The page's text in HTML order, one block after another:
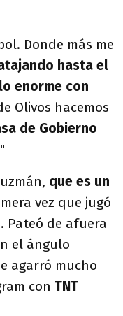
Donde más me
hasta el
enorme con
Olivos hacemos
de Gobierno
"
que es un
vez que jugó
Pateó de afuera
el ángulo
agarró mucho
con TNT